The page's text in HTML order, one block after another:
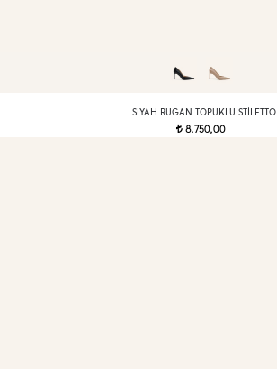
SIYAH RUGAN TOPUKLU STILETTO
t8.750,00